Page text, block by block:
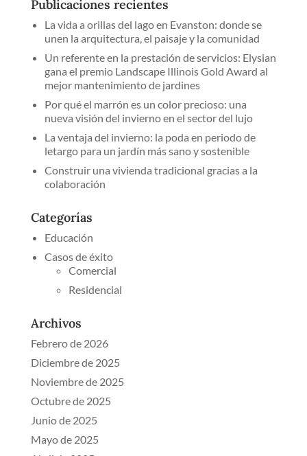
Publicaciones recientes
La vida a orillas del lago en Evanston: donde se
unen la arquitectura, el paisaje y la comunidad
Un referente en la prestación de servicios: Elysian
gana el premio Landscape Illinois Gold Award al
mejor mantenimiento de jardines
Por qué el marrón es un color precioso: una
nueva visión del invierno en el sector del lujo
La ventaja del invierno: la poda en periodo de
letargo para un jardín más sano y sostenible
Construir una vivienda tradicional gracias a la
colaboración
Categorías
Educación
Casos de éxito
Comercial
Residencial
Archivos
Febrero de 2026
Diciembre de 2025
Noviembre de 2025
Octubre de 2025
Junio de 2025
Mayo de 2025